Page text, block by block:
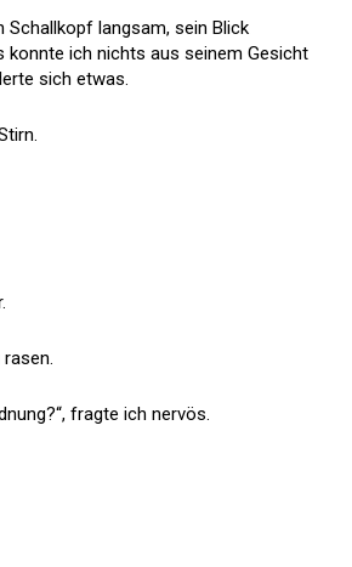
Schallkopf langsam, sein Blick
konnte ich nichts aus seinem Gesicht
sich etwas.
fragte ich nervös.